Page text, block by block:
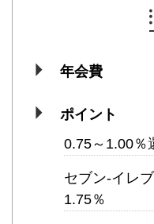
年会費
ポイント
0.75～1.00％
セブン-イレ
1.75％